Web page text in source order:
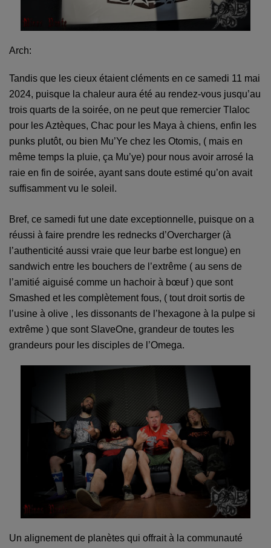
Arch:
Tandis que les cieux étaient cléments en ce samedi 11 mai
2024, puisque la chaleur aura été au rendez-vous jusqu’au
trois quarts de la soirée, on ne peut que remercier Tlaloc
pour les Aztèques, Chac pour les Maya à chiens, enfin les
punks plutôt, ou bien Mu’Ye chez les Otomis, ( mais en
même temps la pluie, ça Mu’ye) pour nous avoir arrosé la
raie en fin de soirée, ayant sans doute estimé qu’on avait
suffisamment vu le soleil.
Bref, ce samedi fut une date exceptionnelle, puisque on a
réussi à faire prendre les rednecks d’Overcharger (à
l’authenticité aussi vraie que leur barbe est longue) en
sandwich entre les bouchers de l’extrême ( au sens de
l’amitié aiguisé comme un hachoir à bœuf ) que sont
Smashed et les complètement fous, ( tout droit sortis de
l’usine à olive , les dissonants de l’hexagone à la pulpe si
extrême ) que sont SlaveOne, grandeur de toutes les
grandeurs pour les disciples de l’Omega.
Un alignement de planètes qui offrait à la communauté